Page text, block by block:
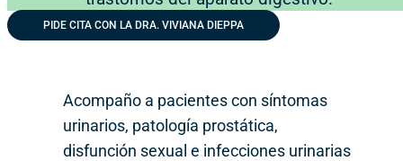
PIDE CITA CON LA DRA. VIVIANA DIEPPA
Acompaño a pacientes con síntomas
urinarios, patología prostática,
disfunción sexual e infecciones urinarias